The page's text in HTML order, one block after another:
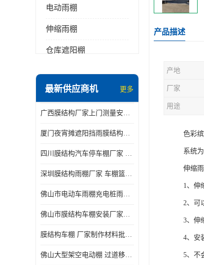
电动雨棚
伸缩雨棚
仓库遮阳棚
电动推拉雨棚
膜结构停景观棚
最新供应商机 更多
广西膜结构厂家上门测量安装发货，厂家发货没有差价
厦门夜宵摊遮阳挡雨膜结构雨棚设计 上门测量 款式多
四川膜结构汽车停车棚厂家 款式多 提供报价
深圳膜结构雨棚厂家 车棚篮球场体育看台 规格多样
佛山市电动车雨棚充电桩雨棚小区电动车棚
佛山市膜结构车棚安装厂家发货安装
膜结构车棚 厂家制作材料批发安装一体式工厂
佛山大型架空电动棚 过道移动雨蓬 屋轨道悬空棚免费测量
产品描述
产地
厂家
用途
色彩
系统
伸缩
1、伸
2、可
3、伸
4、安
5、不